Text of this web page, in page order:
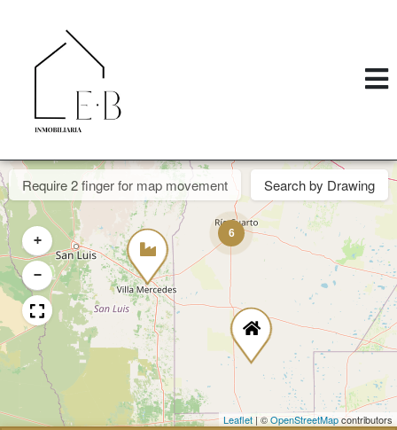
6
+
−
Require 2 finger for map movement Search by Drawing
Leaflet | ©OpenStreetMapcontributors